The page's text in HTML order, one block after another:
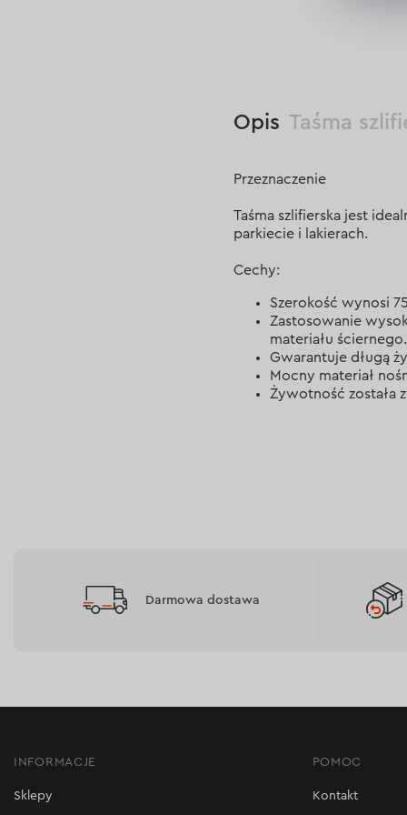
Opis Taśma
Przeznaczenie
Taśma szlifierska jest
parkiecie i lakierach.
Cechy:
Szerokość wynosi
Zastosowanie
materiału ściernego.
Gwarantuje długą
Mocny materiał
Żywotność została
Darmowa dostawa
INFORMACJE
Sklepy
POMOC
Kontakt